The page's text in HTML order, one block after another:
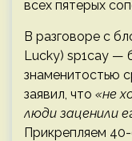
всех пятерых
В разговоре с
Lucky) sp1cay —
знаменитостью
заявил, что «не
люди заценили
Прикрепляем